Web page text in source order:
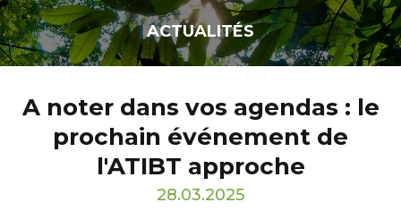
ACTUALITÉS
A noter dans vos agendas : le
prochain événement de
l'ATIBT approche
28.03.2025